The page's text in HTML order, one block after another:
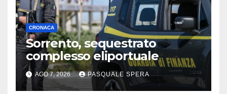
CRONACA
Sorrento, sequestrato
complesso eliportuale
AGO 7, 2026 PASQUALE SPERA